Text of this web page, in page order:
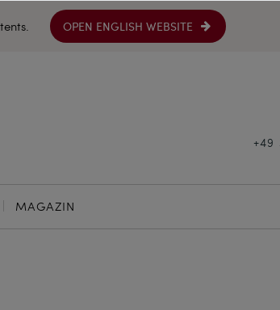
OPEN ENGLISH WEBSITE
+49
MAGAZIN